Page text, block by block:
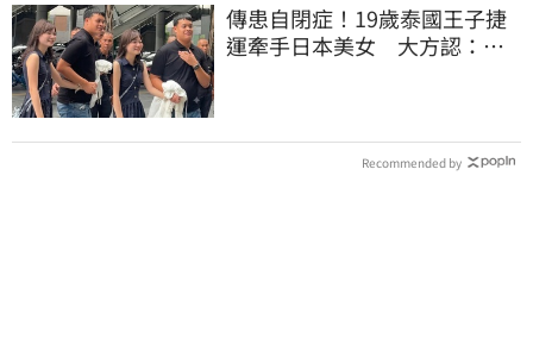
傳患自閉症！19歲泰國王子捷
運牽手日本美女 大方認：
Recommended by